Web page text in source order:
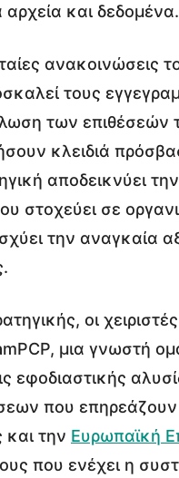
και δεδομένα.
ανακοινώσεις
τους
των επιθέσεών
κλειδιά
αποδεικνύει
στοχεύει σε
την αναγκαία
οι
μια γνωστή
εφοδιαστικής
που επηρεάζουν
την Ευρωπαϊκή
που ενέχει η